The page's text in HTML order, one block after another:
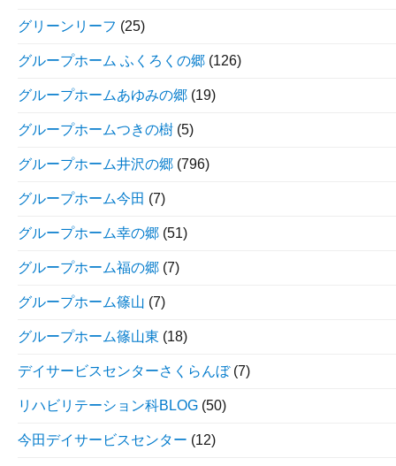
グリーンリーフ (25)
グループホーム ふくろくの郷 (126)
グループホームあゆみの郷 (19)
グループホームつきの樹 (5)
グループホーム井沢の郷 (796)
グループホーム今田 (7)
グループホーム幸の郷 (51)
グループホーム福の郷 (7)
グループホーム篠山 (7)
グループホーム篠山東 (18)
デイサービスセンターさくらんぼ(7)
リハビリテーション科BLOG (50)
今田デイサービスセンター (12)